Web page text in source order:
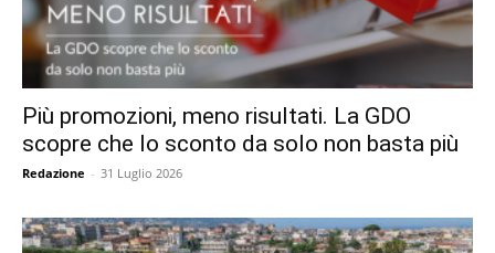
Più promozioni, meno risultati. La GDO
scopre che lo sconto da solo non basta più
Redazione - 31 Luglio 2026